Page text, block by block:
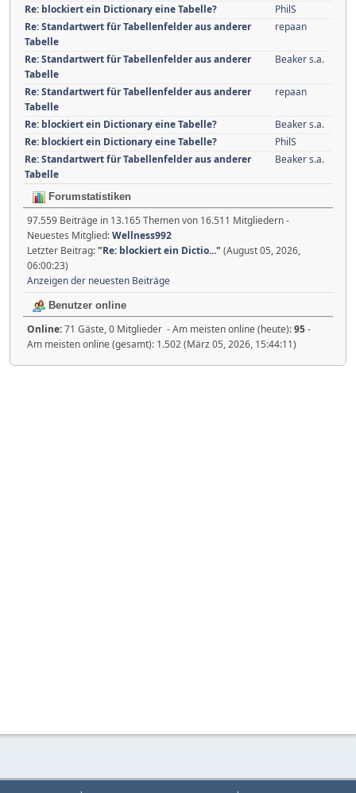
Re: blockiert ein Dictionary eine Tabelle?
PhilS
Re: Standartwert für Tabellenfelder aus anderer
Tabelle
repaan
Re: Standartwert für Tabellenfelder aus anderer
Tabelle
Beaker s.a.
Re: Standartwert für Tabellenfelder aus anderer
Tabelle
repaan
Re: blockiert ein Dictionary eine Tabelle?
Beaker s.a.
Re: blockiert ein Dictionary eine Tabelle?
PhilS
Re: Standartwert für Tabellenfelder aus anderer
Tabelle
Beaker s.a.
Forumstatistiken
97.559 Beiträge in 13.165 Themen von 16.511 Mitgliedern -
Neuestes Mitglied:Wellness992
Letzter Beitrag:"Re: blockiert ein Dictio..." (August 05, 2026,
06:00:23)
Anzeigen der neuesten Beiträge
Benutzer online
Online:71 Gäste, 0 Mitglieder - Am meisten online (heute):95-
Am meisten online (gesamt): 1.502 (März 05, 2026, 15:44:11)